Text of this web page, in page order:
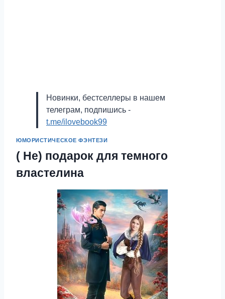
Новинки, бестселлеры в нашем
телеграм, подпишись -
t.me/ilovebook99
ЮМОРИСТИЧЕСКОЕ ФЭНТЕЗИ
( Не) подарок для темного
властелина